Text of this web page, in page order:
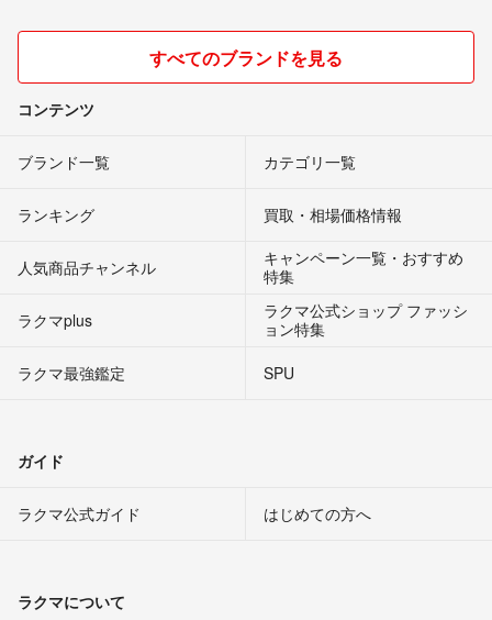
すべてのブランドを見る
コンテンツ
ブランド一覧 カテゴリ一覧
ランキング 買取・相場価格情報
人気商品チャンネル
キャンペーン一覧・おすすめ
特集
ラクマplus
ラクマ公式ショップ ファッシ
ョン特集
ラクマ最強鑑定
SPU
ガイド
ラクマ公式ガイド はじめての方へ
ラクマについて